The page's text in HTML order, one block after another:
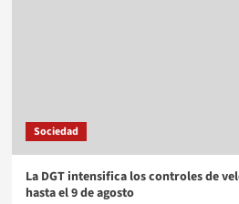
Sociedad
La DGT intensifica los controles de
hasta el 9 de agosto